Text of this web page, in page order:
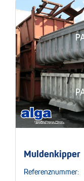
Muldenkipper
Referenznummer: